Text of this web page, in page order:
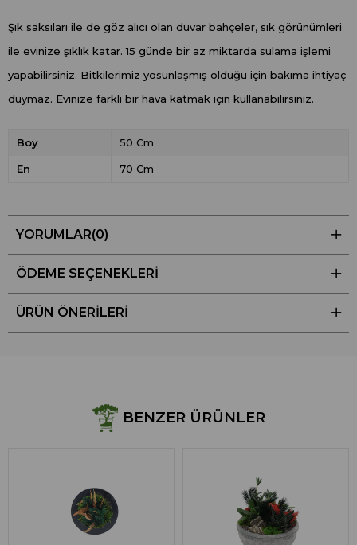
Şık saksıları ile de göz alıcı olan duvar bahçeler, sık görünümleri
ile evinize şıklık katar. 15 günde bir az miktarda sulama işlemi
yapabilirsiniz. Bitkilerimiz yosunlaşmış olduğu için bakıma ihtiyaç
duymaz. Evinize farklı bir hava katmak için kullanabilirsiniz.
Boy 50 Cm
En 70 Cm
YORUMLAR(0)
ÖDEME SEÇENEKLERI
ÜRÜN ÖNERILERI
BENZER ÜRÜNLER